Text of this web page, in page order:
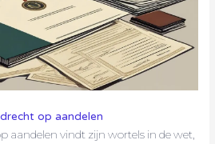
op aandelen
aandelen vindt zijn wortels in de wet,